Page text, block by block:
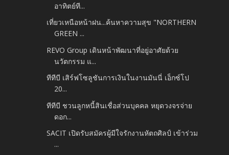
อาทิตย์ที...
เที่ยวเหนือหน้าฝน...ค้นหาความสุข "NORTHERN
GREEN ...
REVO Group เดินหน้าพัฒนาที่อยู่อาศัยด้วย
นวัตกรรม แ...
ทีทีบี เสิร์ฟโซลูชันการเงินในงานมันนี่ เอ็กซ์โป
20...
ทีทีบี ชวนลูกหนี้สินเชื่อส่วนบุคคล หยุดวงจรจ่าย
ดอก...
SACIT เปิดรับสมัครผู้มีใจรักงานหัตถศิลป์ เข้าร่วม
...